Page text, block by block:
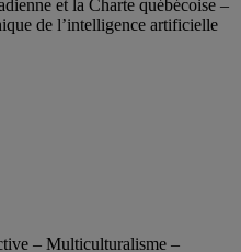
et la Charte québécoise –
de l’intelligence artificielle
– Multiculturalisme –